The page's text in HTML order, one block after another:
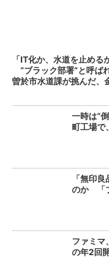
「IT化か、水道を止める
“ブラック部署”と呼ば
曽於市水道課が挑んだ、
一時は“
町工場で
「無印
のか 「
ファミ
の年2回